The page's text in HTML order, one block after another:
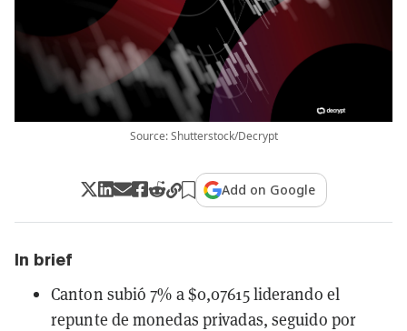
Source: Shutterstock/Decrypt
Add on Google
In brief
Canton subió 7% a $0,07615 liderando el
repunte de monedas privadas, seguido por